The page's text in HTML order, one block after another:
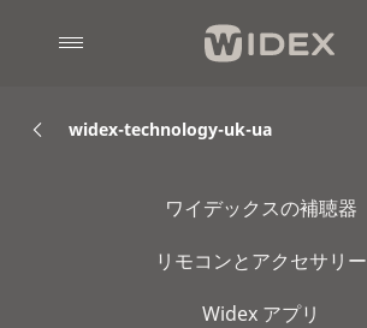
widex-technology-uk-ua
ワイデックスの補聴器
リモコンとアクセサリー
Widex アプリ